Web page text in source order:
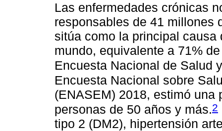
Las enfermedades crónicas
responsables de 41 millones
sitúa como la principal
mundo, equivalente a 71%
Encuesta Nacional de Salud
Encuesta Nacional sobre
(ENASEM) 2018, estimó
personas de 50 años y más.2
tipo 2 (DM2), hipertensión